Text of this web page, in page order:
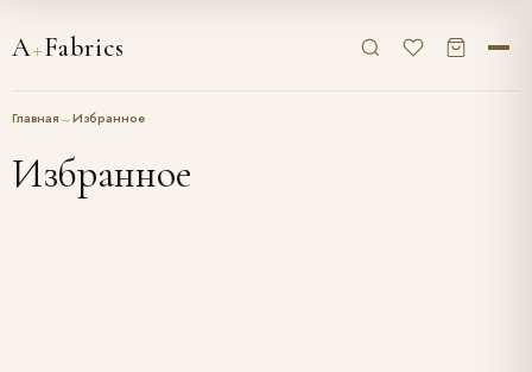
A+Fabrics
Главная→Избранное
Избранное